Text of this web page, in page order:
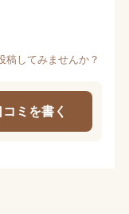
稿してみませんか？
コミを書く